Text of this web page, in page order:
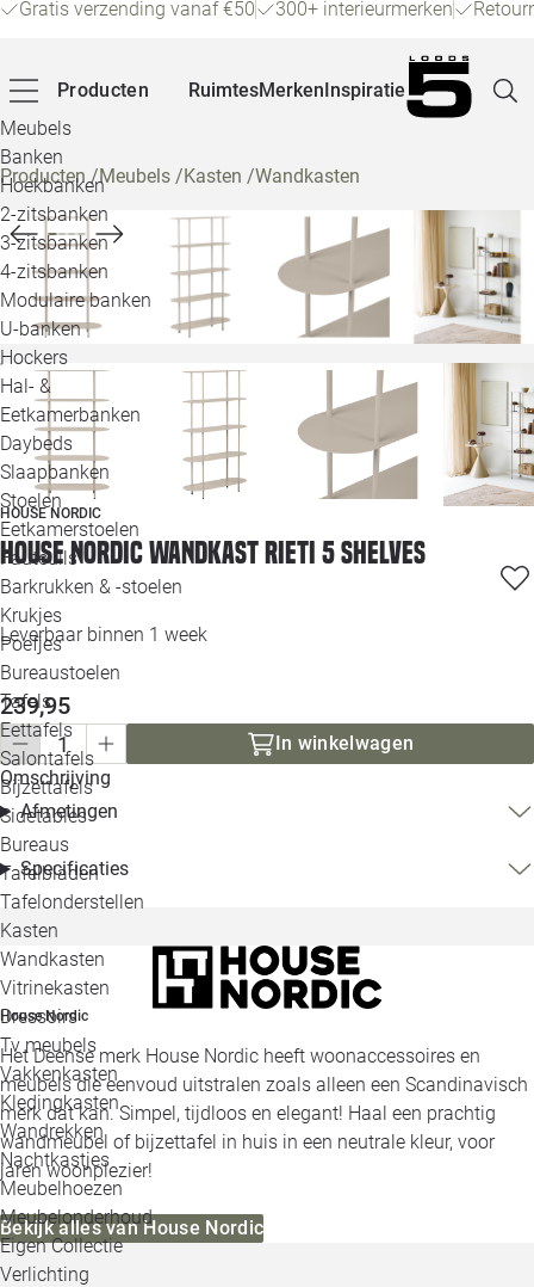
Gratis verzending vanaf €50 300+ interieurmerken
Producten
Meubels
Banken
Hoekbanken
2-zitsbanken
3-zitsbanken
4-zitsbanken
Modulaire banken
U-banken
Hockers
Hal- &
Eetkamerbanken
Daybeds
Slaapbanken
Stoelen
Eetkamerstoelen
Fauteuils
Barkrukken & -stoelen
Krukjes
Poefjes
Bureaustoelen
Tafels
Eettafels
Salontafels
Bijzettafels
Sidetables
Bureaus
Tafelbladen
Tafelonderstellen
Kasten
Wandkasten
Vitrinekasten
Dressoirs
Tv meubels
Vakkenkasten
Kledingkasten
Wandrekken
Nachtkastjes
Meubelhoezen
Meubelonderhoud
Eigen Collectie
Verlichting
RuimtesMerkenInspiratie
Producten/Meubels /Kasten /Wandkasten
HOUSE NORDIC
House Nordic Wandkast Rieti 5 shelves
Leverbaar binnen 1 week
239,95
In winkelwagen
Omschrijving
Afmetingen
Specificaties
House Nordic
Het Deense merk House Nordic heeft woonaccessoires en
meubels die eenvoud uitstralen zoals alleen een Scandinavisch
merk dat kan. Simpel, tijdloos en elegant! Haal een prachtig
wandmeubel of bijzettafel in huis in een neutrale kleur, voor
jaren woonplezier!
Bekijk alles van House Nordic